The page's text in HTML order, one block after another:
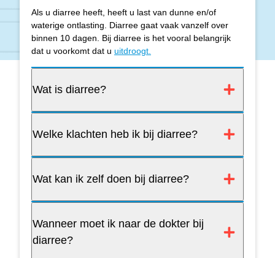
Als u diarree heeft, heeft u last van dunne en/of
waterige ontlasting. Diarree gaat vaak vanzelf over
binnen 10 dagen. Bij diarree is het vooral belangrijk
dat u voorkomt dat u uitdroogt.
Wat is diarree?
Welke klachten heb ik bij diarree?
Wat kan ik zelf doen bij diarree?
Wanneer moet ik naar de dokter bij
diarree?